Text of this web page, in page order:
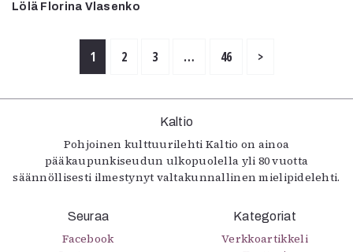
Lölä Florina Vlasenko
1 2 3 … 46 >
Kaltio
Pohjoinen kulttuurilehti Kaltio on ainoa
pääkaupunkiseudun ulkopuolella yli 80 vuotta
säännöllisesti ilmestynyt valtakunnallinen mielipidelehti.
Seuraa
Facebook
Kategoriat
Verkkoartikkeli